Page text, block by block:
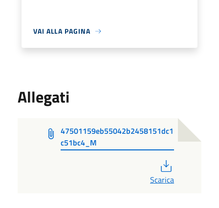
VAI ALLA PAGINA
Allegati
47501159eb55042b2458151dc1
c51bc4_M
Scarica